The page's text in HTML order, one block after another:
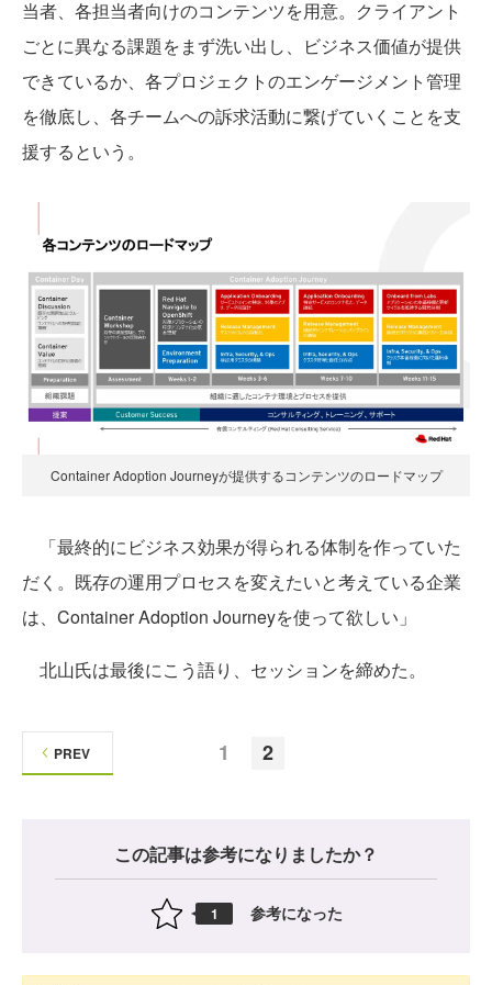
当者、各担当者向けのコンテンツを用意。クライアント
ごとに異なる課題をまず洗い出し、ビジネス価値が提供
できているか、各プロジェクトのエンゲージメント管理
を徹底し、各チームへの訴求活動に繋げていくことを支
援するという。
Container Adoption Journeyが提供するコンテンツのロードマップ
「最終的にビジネス効果が得られる体制を作っていた
だく。既存の運用プロセスを変えたいと考えている企業
は、Container Adoption Journeyを使って欲しい」
北山氏は最後にこう語り、セッションを締めた。
1 2
PREV
この記事は参考になりましたか？
1 参考になった